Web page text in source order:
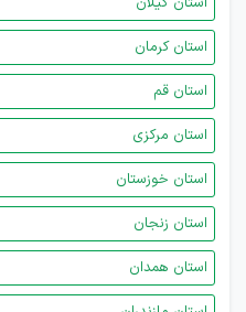
استان کرمان
استان قم
استان مرکزی
استان خوزستان
استان زنجان
استان همدان